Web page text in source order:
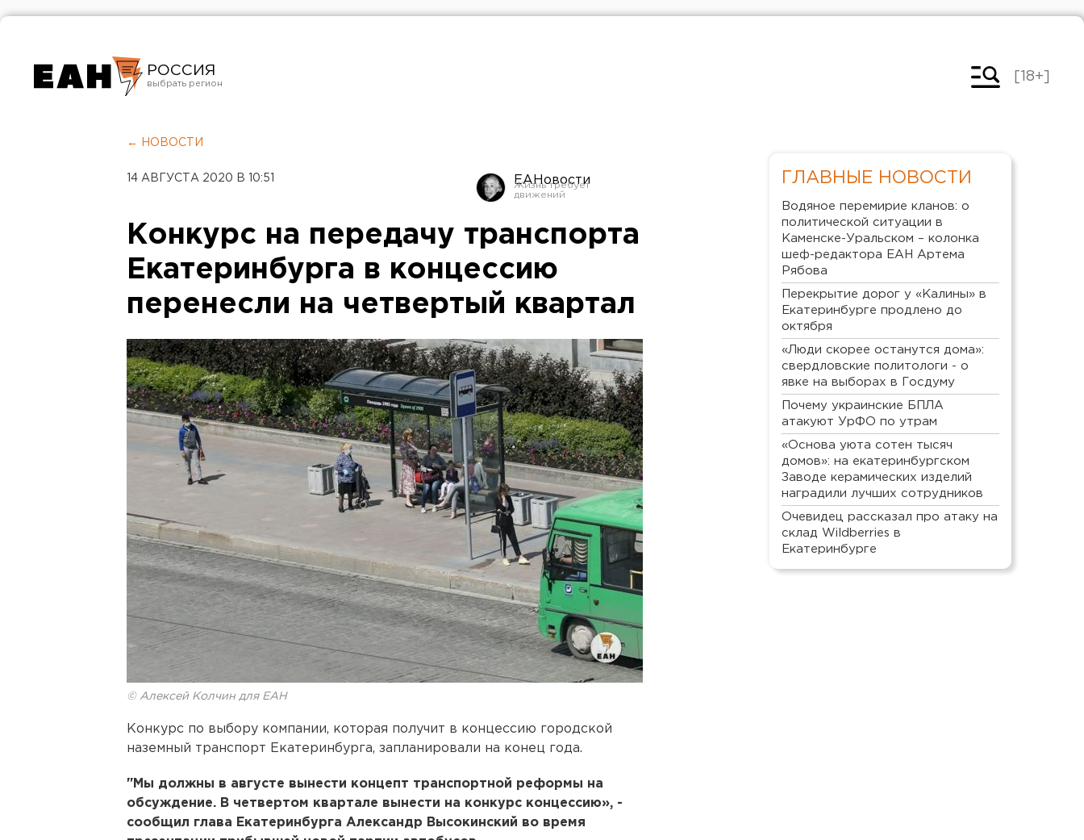
РОССИЯ
Челябинск
[18+]
← НОВОСТИ
14 АВГУСТА 2020 В 10:51 ЕАНовости
Конкурс на передачу транспорта
Екатеринбурга в концессию
перенесли на четвертый квартал
© Алексей Колчин для ЕАН
Конкурс по выбору компании, которая получит в концессию городской
наземный транспорт Екатеринбурга, запланировали на конец года.
"Мы должны в августе вынести концепт транспортной реформы на
обсуждение. В четвертом квартале вынести на конкурс концессию», -
сообщил глава Екатеринбурга Александр Высокинский во время
ГЛАВНЫЕ НОВОСТИ
Водяное перемирие кланов: о
политической ситуации в
Каменске-Уральском – колонка
шеф-редактора ЕАН Артема
Рябова
Перекрытие дорог у «Калины» в
Екатеринбурге продлено до
октября
«Люди скорее останутся дома»:
свердловские политологи - о
явке на выборах в Госдуму
Почему украинские БПЛА
атакуют УрФО по утрам
«Основа уюта сотен тысяч
домов»: на екатеринбургском
Заводе керамических изделий
наградили лучших сотрудников
Очевидец рассказал про атаку на
склад Wildberries в
Екатеринбурге